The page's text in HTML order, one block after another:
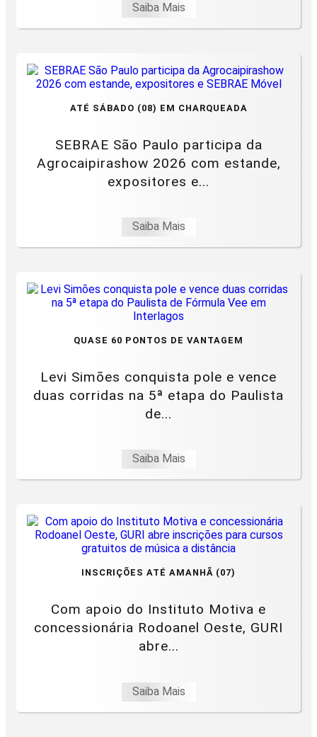
Saiba Mais
ATÉ SÁBADO (08) EM CHARQUEADA
SEBRAE São Paulo participa da
Agrocaipirashow 2026 com estande,
expositores e...
Saiba Mais
QUASE 60 PONTOS DE VANTAGEM
Levi Simões conquista pole e vence
duas corridas na 5ª etapa do Paulista
de...
Saiba Mais
INSCRIÇÕES ATÉ AMANHÃ (07)
Com apoio do Instituto Motiva e
concessionária Rodoanel Oeste, GURI
abre...
Saiba Mais